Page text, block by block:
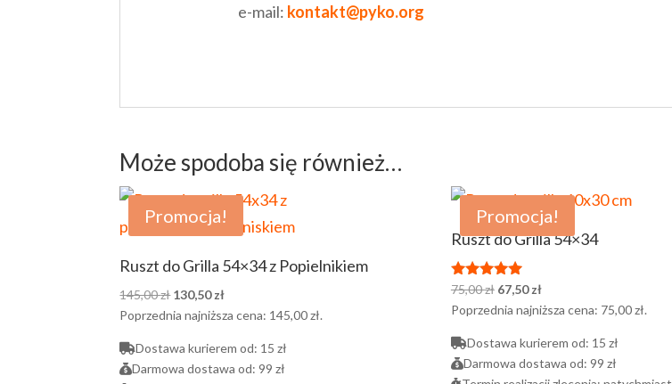
e-mail: kontakt@pyko.org
Może spodoba się również…
Promocja!
Ruszt do Grilla 54×34 z Popielnikiem
145,00zł Pierwotna
cena
145,00 zł.
130,50złAktualna
cena
130,50 zł.
Poprzednia najniższa cena: 145,00zł.
Dostawa kurierem od: 15 zł
Darmowa dostawa od:99 zł
Promocja!
Ruszt do Grilla 54×34
Oceniono
na 5
75,00zł Pierwotna
cena
75,00 zł.
67,50złAktualna
cena
67,50 zł.
Poprzednia najniższa cena: 75,00zł.
Dostawa kurierem od: 15 zł
Darmowa dostawa od: 99 zł